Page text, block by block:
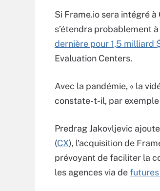
Si Frame.io sera intégré
s’étendra probablement à
dernière pour 1,5 milliard
Evaluation Centers.
Avec la pandémie, « la
constate-t-il, par exemple
Predrag Jakovljevic
(CX), l’acquisition de
prévoyant de faciliter la
les agences via de